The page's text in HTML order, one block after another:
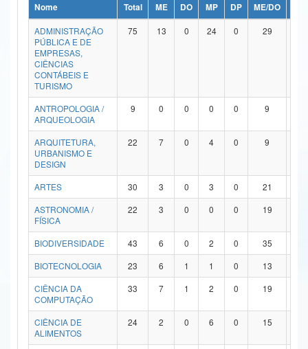
Ministério da Ciência, Tecnologia, Inovações e Comunicações
Ministério do Meio Ambiente
Ministério do Turismo
Ministério do Desenvolvimento Regional
Controladoria-Geral da União
Ministério da Mulher, da Família e dos Direitos Humanos
Secretaria de Governo
Advocacia-Geral da União
Banco Central do Brasil
Nome Total ME DO MP DP ME/DO
ADMINISTRAÇÃO
PÚBLICA E DE
EMPRESAS,
CIÊNCIAS
CONTÁBEIS E
TURISMO
75 13 0 24 0 29
ANTROPOLOGIA /
ARQUEOLOGIA
9 0 0 0 0 9
ARQUITETURA,
URBANISMO E
DESIGN
22 7 0 4 0 9
ARTES 30 3 0 3 0 21
ASTRONOMIA /
FÍSICA
22 3 0 0 0 19
BIODIVERSIDADE 43 6 0 2 0 35
BIOTECNOLOGIA
23 6 1 1 0 13
CIÊNCIA DA
COMPUTAÇÃO
33 7 1 2 0 19
CIÊNCIA DE
ALIMENTOS
24 2 0 6 0 15